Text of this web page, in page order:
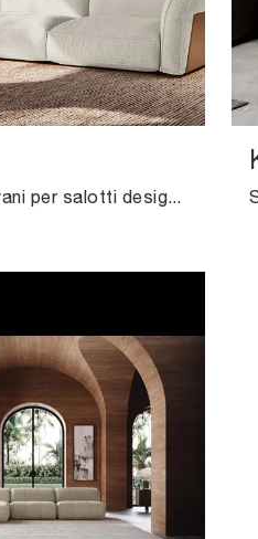
Se desideri divani per salotti design, clicca e leggi di più sul modello Cocoon in tessuto del brand Felis.